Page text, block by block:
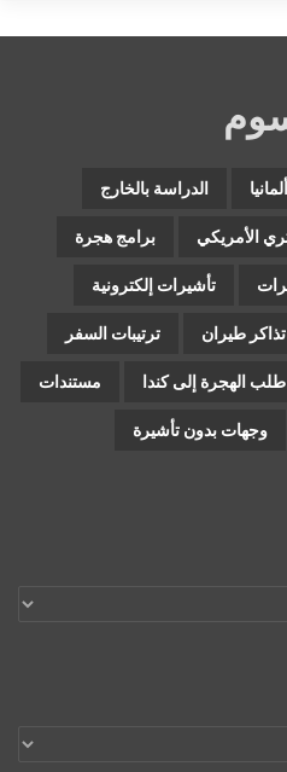
الدراسة بالخارج
الأمريكي برامج هجرة
تأشيرات إلكترونية
تذاكر طيران ترتيبات السفر
طلب الهجرة إلى كندا مستندات
وجهات بدون تأشيرة